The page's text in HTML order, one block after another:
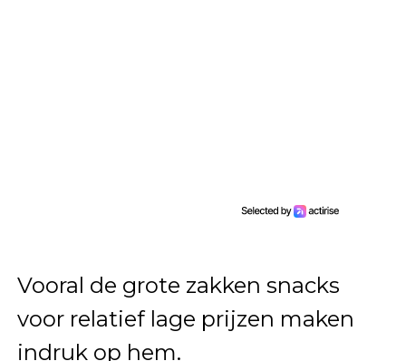
Vooral de grote zakken snacks
voor relatief lage prijzen maken
indruk op hem.